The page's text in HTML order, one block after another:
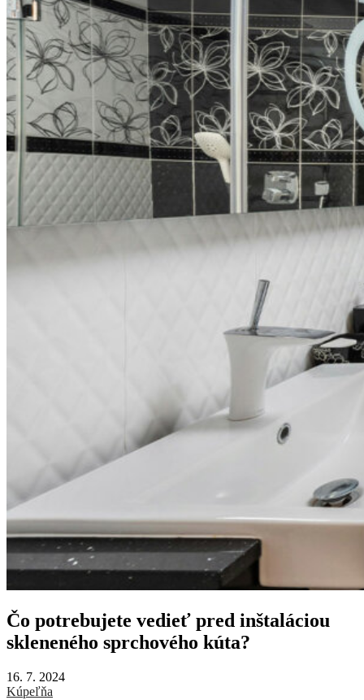
Čo potrebujete vedieť pred inštaláciou
skleneného sprchového kúta?
16. 7. 2024
Kúpeľňa